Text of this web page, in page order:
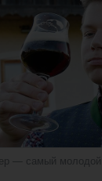
— самый молодой